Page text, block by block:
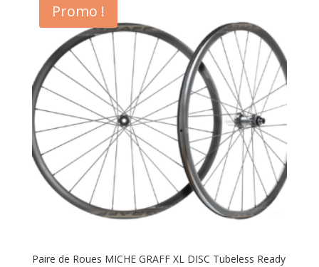
Promo !
Paire de Roues MICHE GRAFF XL DISC Tubeless Ready